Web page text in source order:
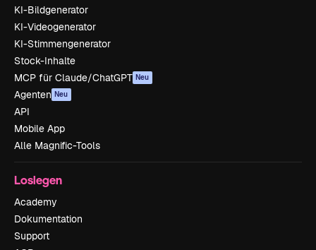
KI-Bildgenerator
KI-Videogenerator
KI-Stimmengenerator
Stock-Inhalte
MCP für Claude/ChatGPT Neu
Agenten Neu
API
Mobile App
Alle Magnific-Tools
Loslegen
Academy
Dokumentation
Support